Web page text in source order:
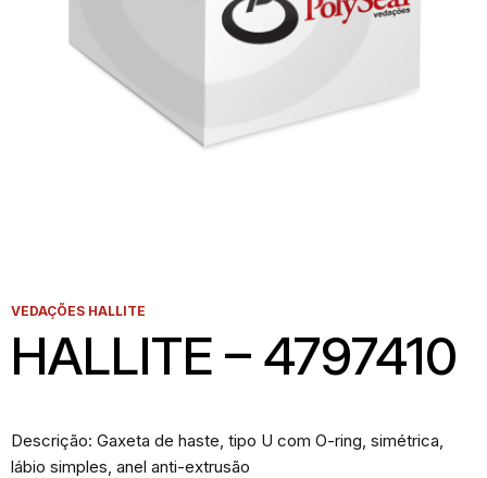
VEDAÇÕES HALLITE
HALLITE – 4797410
Descrição: Gaxeta de haste, tipo U com O-ring, simétrica,
lábio simples, anel anti-extrusão